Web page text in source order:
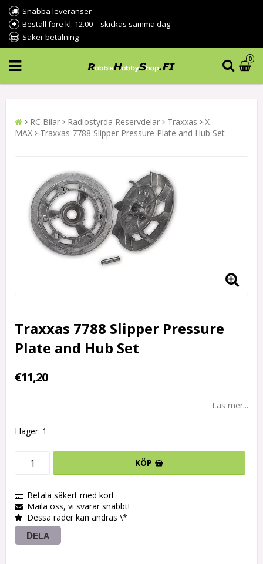
Snabba leveranser
Beställ före kl. 12.00 – skickas samma dag
Säker betalning
0
RC Bilar Radiostyrda Reservdelar Traxxas
X-
MAX
Traxxas 7788 Slipper Pressure Plate and Hub Set
Traxxas 7788 Slipper Pressure
Plate and Hub Set
€11,20
Läs mer...
I lager: 1
KÖP
Betala säkert med kort
Maila oss, vi svarar snabbt!
Dessa rader kan ändras \*
DELA